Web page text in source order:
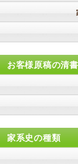
お客様原稿の清
家系史の種類